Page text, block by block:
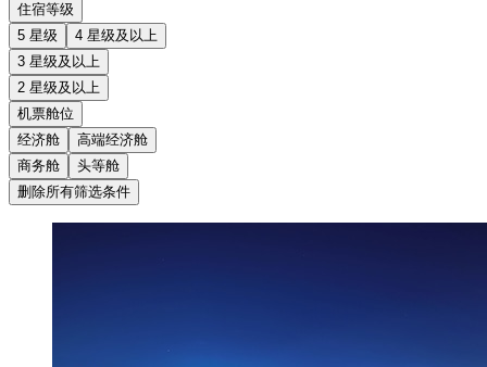
住宿等级
5 星级
4 星级及以上
3 星级及以上
2 星级及以上
机票舱位
经济舱
高端经济舱
商务舱
头等舱
删除所有筛选条件